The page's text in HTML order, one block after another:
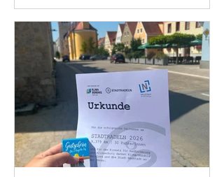
Gehirntraining auf einzigartige Weise.
Das innovative Konzept fördert
Koordination, Konzentration und mentale
Stärke – im Alltag, Beruf und Sport.
Weitere Infos zum Kurs unter: Life-Kinetik |
SV Hadrian Hienheim Anmeldung unter:
Anmeldung Life Kinetik oder direkt bei
Christina Titze (0171 2373723) Wir
freuen uns auf viele Teilnahmen! Natürlich
dürfen - wie auch bei jedem anderen